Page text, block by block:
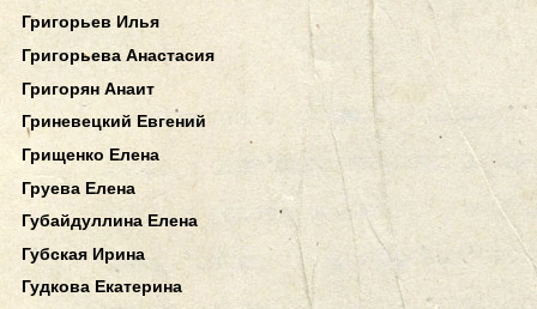
Григорьев Илья
Григорьева Анастасия
Григорян Анаит
Гриневецкий Евгений
Грищенко Елена
Груева Елена
Губайдуллина Елена
Губская Ирина
Гудкова Екатерина